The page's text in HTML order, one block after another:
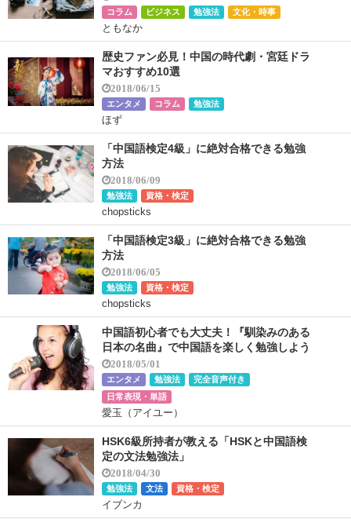
コラム ビジネス 勉強法 文化・時事
ともなか
歴史ファン必見！中国の時代劇・宮廷ドラ
マおすすめ10選
2018/06/15
エンタメ コラム 勉強法
ほず
「中国語検定4級」に絶対合格できる勉強
方法
2018/06/09
勉強法 資格・検定
chopsticks
「中国語検定3級」に絶対合格できる勉強
方法
2018/06/05
勉強法 資格・検定
chopsticks
中国語初心者でも大丈夫！『馴染みのある
日本の名曲』で中国語を楽しく勉強しよう
2018/05/01
エンタメ 勉強法
完全音声付き
日常表現・単語
愛玉（アイユー）
HSK6級所持者が教える「HSKと中国語検
定の文法勉強法」
2018/04/30
勉強法 文法 資格・検定
イブンカ